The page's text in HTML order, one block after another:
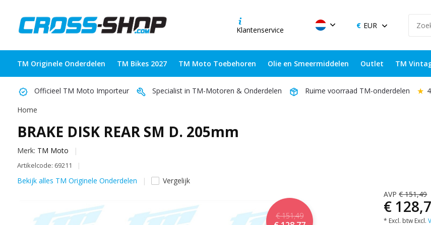
Klantenservice EUR
TM Originele Onderdelen TM Bikes 2027 TM Moto Toebehoren Olie en Smeermiddelen Outlet TM
Officieel TM Moto Importeur Specialist in TM-Motoren & Onderdelen Ruime voorraad TM-onderdelen ★
Home
BRAKE DISK REAR SM D. 205mm
Merk: TM Moto
Artikelcode: 69211
Bekijk alles TM Originele Onderdelen Vergelijk
€ 151,49
AVP€ 151,49
€
* Excl. btw Excl.